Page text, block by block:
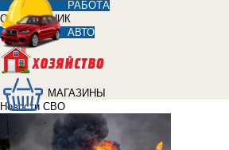
РАБОТА
СПРАВОЧНИК
АВТО
МАГАЗИНЫ
Новости СВО